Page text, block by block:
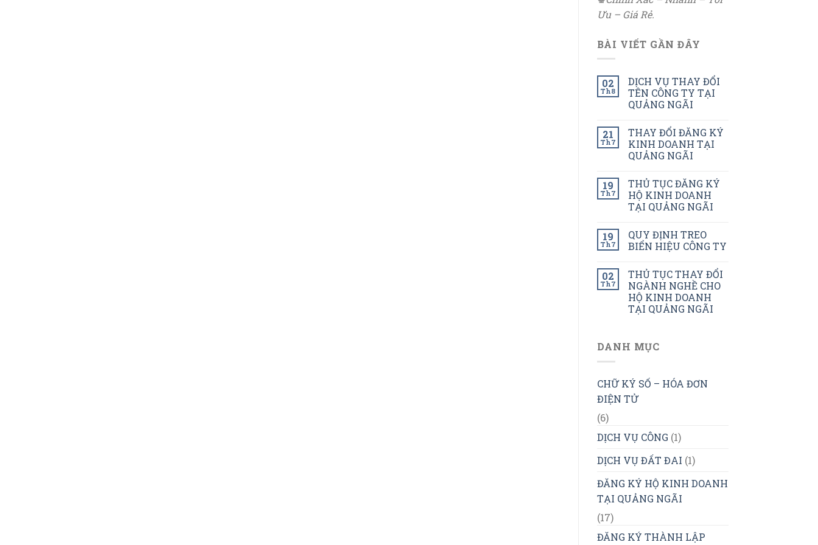
Ưu – Giá Rẻ.
BÀI VIẾT GẦN ĐÂY
02
Th8
DỊCH VỤ THAY ĐỔI
TÊN CÔNG TY TẠI
QUẢNG NGÃI
21
Th7
THAY ĐỔI ĐĂNG KÝ
KINH DOANH TẠI
QUẢNG NGÃI
19
Th7
THỦ TỤC ĐĂNG KÝ
HỘ KINH DOANH
TẠI QUẢNG NGÃI
19
Th7
QUY ĐỊNH TREO
BIỂN HIỆU CÔNG TY
02
Th7
THỦ TỤC THAY ĐỔI
NGÀNH NGHỀ CHO
HỘ KINH DOANH
TẠI QUẢNG NGÃI
DANH MỤC
CHỮ KÝ SỐ – HÓA ĐƠN
ĐIỆN TỬ
(6)
DỊCH VỤ CÔNG (1)
DỊCH VỤ ĐẤT ĐAI (1)
ĐĂNG KÝ HỘ KINH DOANH
TẠI QUẢNG NGÃI
(17)
ĐĂNG KÝ THÀNH LẬP